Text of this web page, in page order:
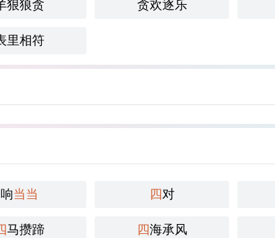
狠狼贪 贪欢逐乐
里相符
响当当 四对
马攒蹄 四海承风